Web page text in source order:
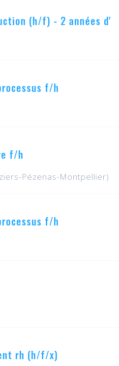
(h/f) - 2 années d'
f/h
f/h
Pézenas-Montpellier)
f/h
rh (h/f/x)